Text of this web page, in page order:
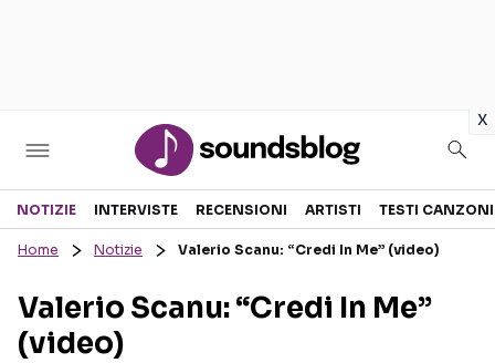
x
Sezioni
RECENSIONI MUSICALI
INTERVISTE
TESTI CANZONI
NOTIZIE INTERVISTE RECENSIONI ARTISTI TESTI CANZONI
Home Notizie Valerio Scanu: “Credi In Me” (video)
Valerio Scanu: “Credi In Me”
(video)